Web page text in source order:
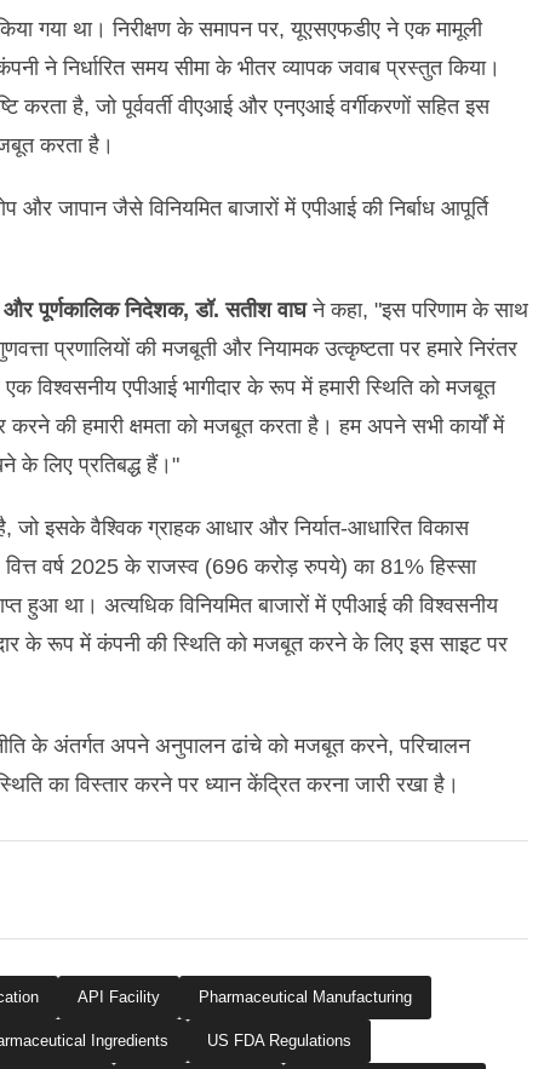
गया था। निरीक्षण के समापन पर, यूएसएफडीए ने एक मामूली
ने निर्धारित समय सीमा के भीतर व्यापक जवाब प्रस्तुत किया।
करता है, जो पूर्ववर्ती वीएआई और एनएआई वर्गीकरणों सहित इस
करता है।
जापान जैसे विनियमित बाजारों में एपीआई की निर्बाध आपूर्ति
और पूर्णकालिक निदेशक,डॉ. सतीश वाघने कहा, "इस परिणाम के साथ
प्रणालियों की मजबूती और नियामक उत्कृष्टता पर हमारे निरंतर
विश्वसनीय एपीआई भागीदार के रूप में हमारी स्थिति को मजबूत
करने की हमारी क्षमता को मजबूत करता है। हम अपने सभी कार्यों में
के लिए प्रतिबद्ध हैं।"
जो इसके वैश्विक ग्राहक आधार और निर्यात-आधारित विकास
वर्ष 2025 के राजस्व (696 करोड़ रुपये) का 81% हिस्सा
हुआ था। अत्यधिक विनियमित बाजारों में एपीआई की विश्वसनीय
के रूप में कंपनी की स्थिति को मजबूत करने के लिए इस साइट पर
के अंतर्गत अपने अनुपालन ढांचे को मजबूत करने, परिचालन
का विस्तार करने पर ध्यान केंद्रित करना जारी रखा है।
API Facility Pharmaceutical Manufacturing
Ingredients US FDA Regulations